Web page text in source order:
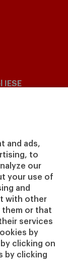
and ads,
to
our
your use of
and
with other
or that
services
by
clicking on
by clicking
IESE
IESE